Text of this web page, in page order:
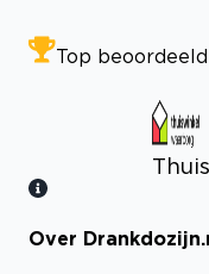
Top beoordeeld
Bekijk
Over